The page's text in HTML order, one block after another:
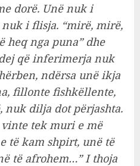
dorë. Unë nuk i
i flisja. “mirë, mirë,
heq nga puna” dhe
që inferimerja nuk
ndërsa unë ikja
fillonte fishkëllente,
nuk dilja dot përjashta.
vinte tek muri e më
të kam shpirt, unë të
të afrohem…” I thoja